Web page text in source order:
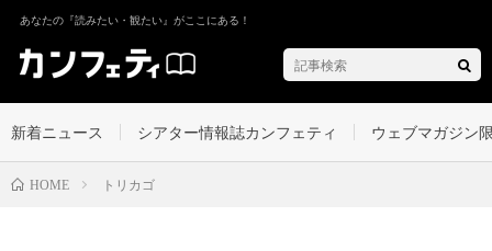
あなたの『読みたい・観たい』がここにある！
新着ニュース シアター情報誌カンフェティ ウェブマガジン
HOME トリカゴ